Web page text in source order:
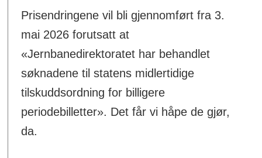
Prisendringene vil bli gjennomført fra 3.
mai 2026 forutsatt at
«Jernbanedirektoratet har behandlet
søknadene til statens midlertidige
tilskuddsordning for billigere
periodebilletter». Det får vi håpe de gjør,
da.